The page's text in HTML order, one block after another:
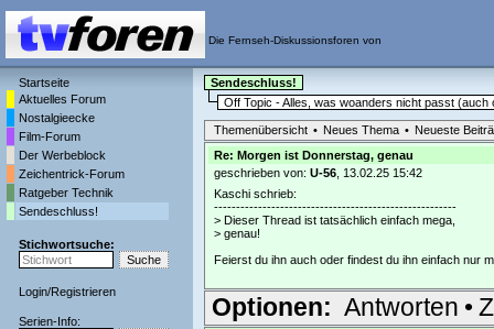
Die Fernseh-Diskussionsforen von
Startseite
Aktuelles Forum
Nostalgieecke
Film-Forum
Der Werbeblock
Zeichentrick-Forum
Ratgeber Technik
Sendeschluss!
Stichwortsuche:
Login/Registrieren
Serien-Info:
Sendeschluss!
Off Topic - Alles, was woanders nicht passt (auch
Themenübersicht • Neues Thema • Neueste
Re: Morgen ist Donnerstag, genau
geschrieben von: U-56 , 13.02.25 15:42
Kaschi schrieb:
-------------------------------------------------------
> Dieser Thread ist tatsächlich einfach mega,
> genau!
Feierst du ihn auch oder findest du ihn einfach nur
Optionen: Antworten •